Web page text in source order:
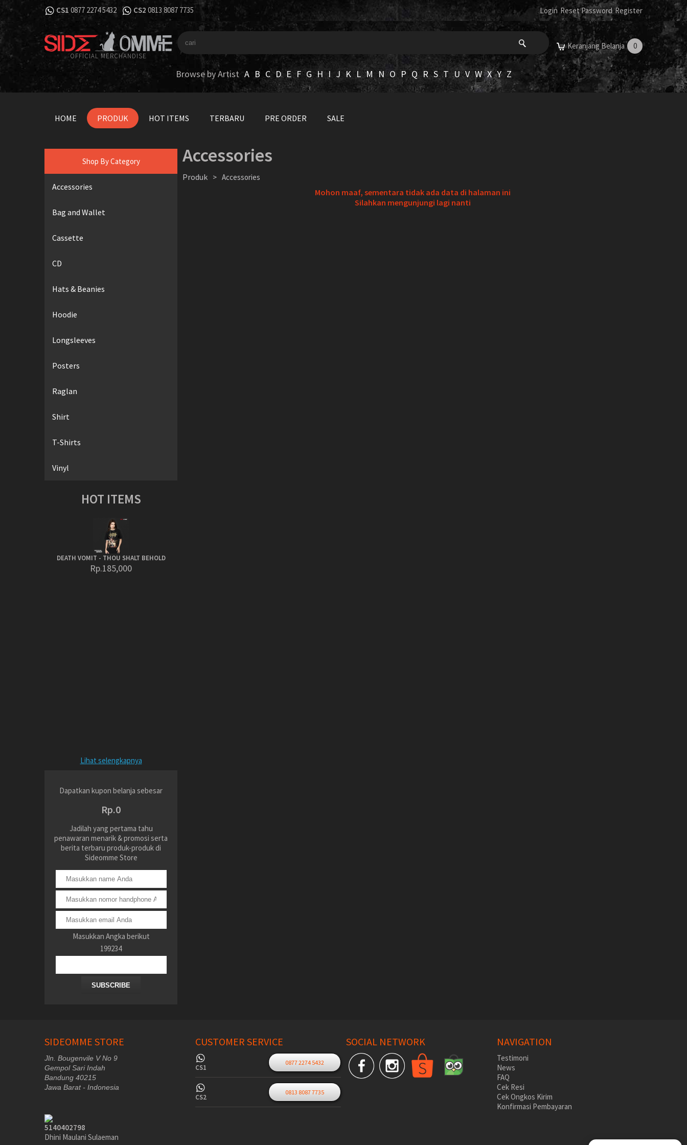
CS1 0877 2274 5432 CS2 0813 8087 7735 Login Reset Password Register
OFFICIAL MERCHANDISE
Keranjang Belanja 0
Browse by Artist A B C D E F G H I J K L M N O P Q R S T U V W X Y Z
HOME PRODUK HOT ITEMS TERBARU PRE ORDER SALE
Shop By Category
Accessories
Bag and Wallet
Cassette
CD
Hats & Beanies
Hoodie
Longsleeves
Posters
Raglan
Shirt
T-Shirts
Vinyl
HOT ITEMS
DEATH VOMIT - THOU SHALT BEHOLD
Rp.185,000
Lihat selengkapnya
Dapatkan kupon belanja sebesar
Rp.0
Jadilah yang pertama tahu
penawaran menarik & promosi serta
berita terbaru produk-produk di
Sideomme Store
Masukkan Angka berikut
199234
SUBSCRIBE
Accessories
Produk > Accessories
Mohon maaf, sementara tidak ada data di halaman ini
Silahkan mengunjungi lagi nanti
SIDEOMME STORE
Jln. Bougenvile V No 9
Gempol Sari Indah
Bandung 40215
Jawa Barat - Indonesia
CUSTOMER SERVICE
CS1
0877 2274 5432
CS2
0813 8087 7735
SOCIAL NETWORK NAVIGATION
Testimoni
News
FAQ
Cek Resi
Cek Ongkos Kirim
Konfirmasi Pembayaran
5140402798
Dhini Maulani Sulaeman